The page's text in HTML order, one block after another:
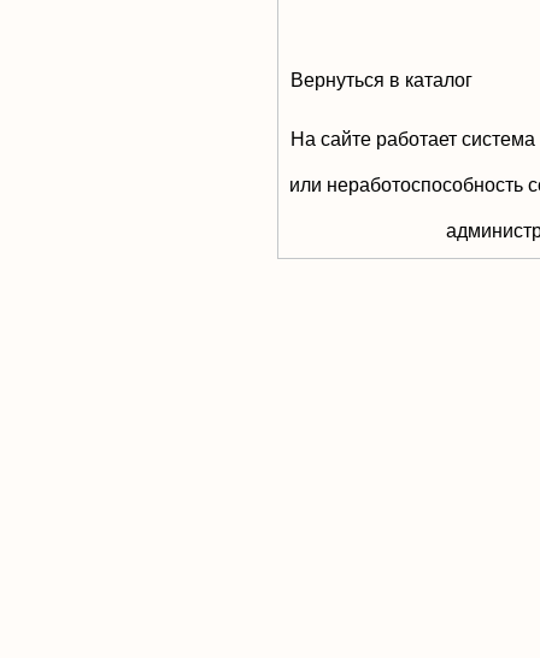
Вернуться в каталог
На сайте работает
или неработоспособность